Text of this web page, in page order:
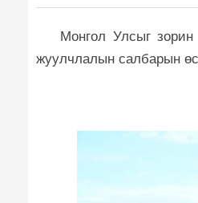
Монгол Улсыг
жуулчлалын салбарын